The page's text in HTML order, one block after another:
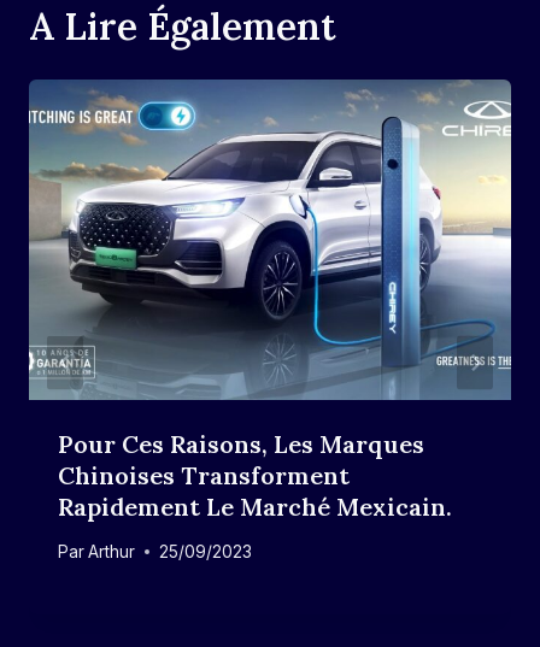
A Lire Également
Pour Ces Raisons, Les Marques
Chinoises Transforment
Rapidement Le Marché Mexicain.
ParArthur 25/09/2023